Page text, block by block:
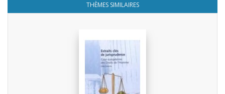
THÈMES SIMILAIRES